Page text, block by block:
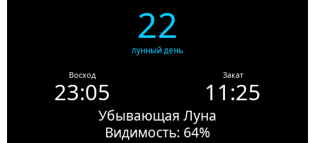
22
лунный день
Восход
23:05
Закат
11:25
Убывающая Луна
Видимость: 64%